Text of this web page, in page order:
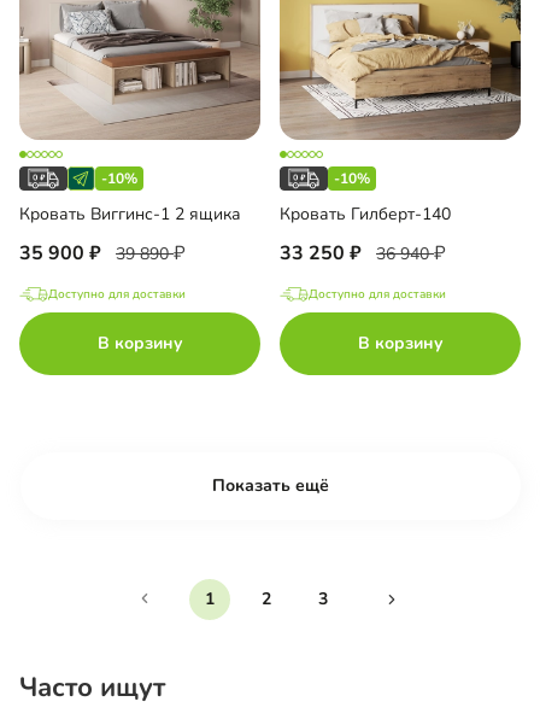
-10%
Кровать Виггинс-1 2 ящика
35 900 39 890
Доступно для доставки
В корзину
-10%
Кровать Гилберт-140
33 250 36 940
Доступно для доставки
В корзину
Показать ещё
1 2 3
Часто ищут